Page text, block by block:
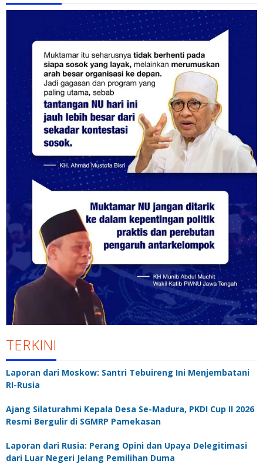
TERKINI
Laporan dari Moskow: Santri Tebuireng Ini Menjembatani
RI-Rusia
Ajang Silaturahmi Kepala Desa Se-Madura, PKDI Cup II 2026
Resmi Bergulir di SGMRP Pamekasan
Laporan dari Rusia: Perang Opini dan Upaya Delegitimasi
dari Luar Negeri Jelang Pemilihan Duma